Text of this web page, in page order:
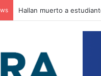
Estos son los sectores